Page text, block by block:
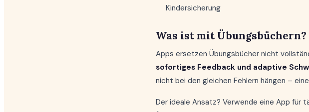
Kindersicherung
Was ist mit Übungsbüchern?
Apps ersetzen Übungsbücher nicht
sofortiges Feedback und adaptive
nicht bei den gleichen Fehlern hängen –
Der ideale Ansatz? Verwende eine App für